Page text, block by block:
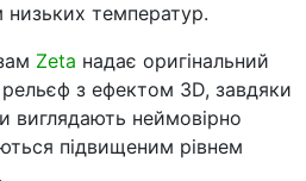
низьких температур.
Zeta надає оригінальний
з ефектом 3D, завдяки
виглядають неймовірно
підвищеним рівнем